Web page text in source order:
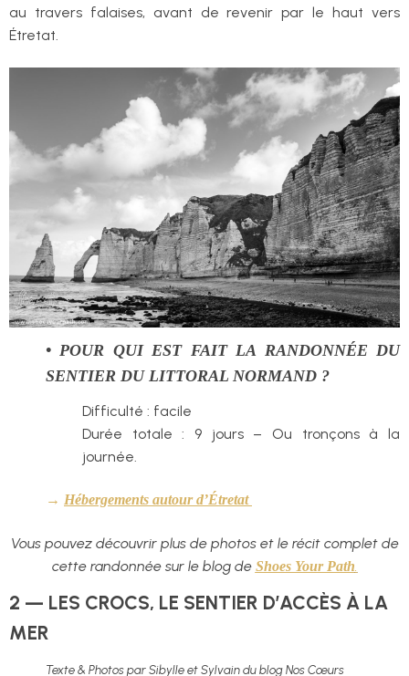
au travers falaises, avant de revenir par le haut vers
Étretat.
• POUR QUI EST FAIT LA RANDONNÉE DU
SENTIER DU LITTORAL NORMAND ?
Difficulté : facile
Durée totale : 9 jours – Ou tronçons à la
journée.
→ Hébergements autour d’Étretat
Vous pouvez découvrir plus de photos et le récit complet de
cette randonnée sur le blog de Shoes Your Path
2 — LES CROCS, LE SENTIER D’ACCÈS À LA
MER
Texte & Photos par Sibylle et Sylvain du blog Nos Cœurs